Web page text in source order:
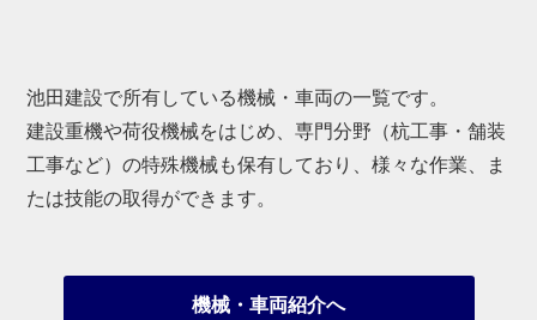
池田建設で所有している機械・車両の一覧です。
建設重機や荷役機械をはじめ、専門分野（杭工事・舗装
工事など）の特殊機械も保有しており、様々な作業、ま
たは技能の取得ができます。
機械・車両紹介へ